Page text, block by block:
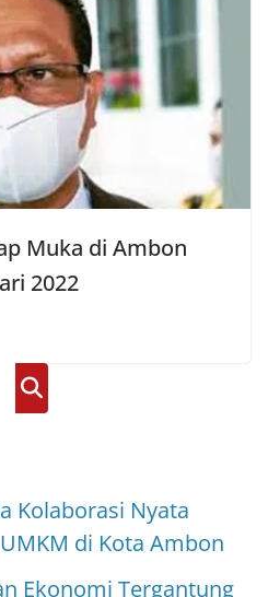
Muka di Ambon
2022
Cari
Kolaborasi Nyata
di Kota Ambon
Ekonomi Tergantung